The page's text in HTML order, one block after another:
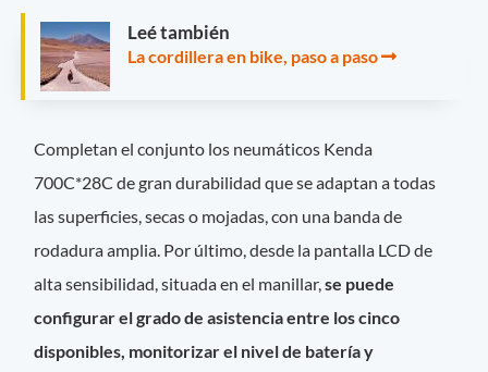
Leé también
La cordillera en bike, paso a paso
Completan el conjunto los neumáticos Kenda
700C*28C de gran durabilidad que se adaptan a todas
las superficies, secas o mojadas, con una banda de
rodadura amplia. Por último, desde la pantalla LCD de
alta sensibilidad, situada en el manillar,se puede
configurar el grado de asistencia entre los cinco
disponibles, monitorizar el nivel de batería y